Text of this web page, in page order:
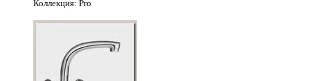
Коллекция: Pro